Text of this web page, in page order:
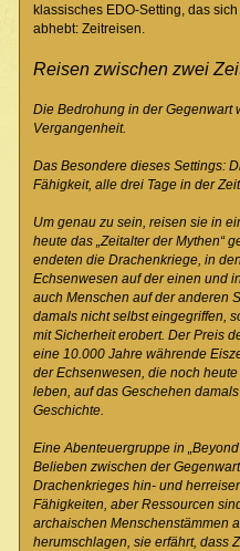
klassisches EDO-Setting, das
abhebt: Zeitreisen.
Reisen zwischen zwei
Die Bedrohung in der Gegenwart
Vergangenheit.
Das Besondere dieses Settings:
Fähigkeit, alle drei Tage in der
Um genau zu sein, reisen sie in
heute das „Zeitalter der Mythen“
endeten die Drachenkriege, in
Echsenwesen auf der einen und
auch Menschen auf der anderen
damals nicht selbst eingegriffen,
mit Sicherheit erobert. Der Preis
eine 10.000 Jahre währende
der Echsenwesen, die noch
leben, auf das Geschehen
Geschichte.
Eine Abenteuergruppe in
Belieben zwischen der
Drachenkrieges hin- und
Fähigkeiten, aber Ressourcen
archaischen Menschenstämmen
herumschlagen, sie erfährt, dass